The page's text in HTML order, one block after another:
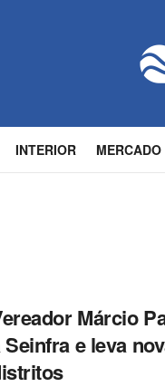
INTERIOR MERCADO
Márcio
Seinfra e leva